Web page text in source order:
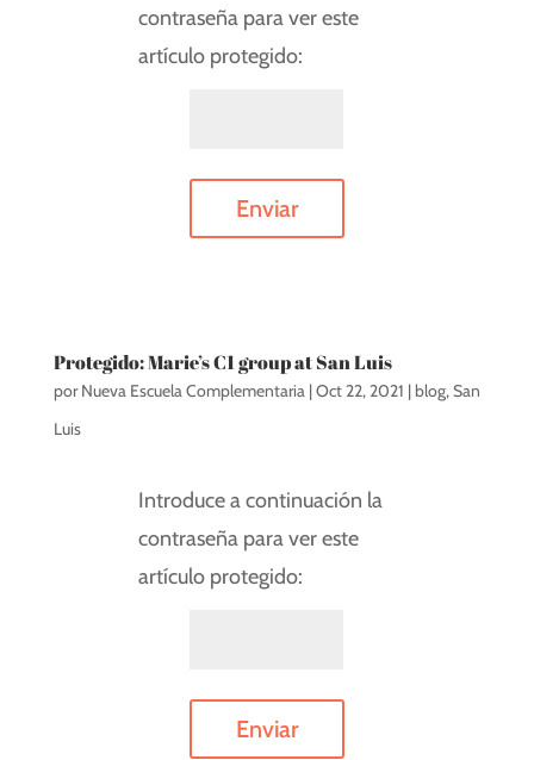
contraseña para ver este
artículo protegido:
Enviar
Protegido: Marie’s C1 group at San Luis
porNueva Escuela Complementaria|Oct 22, 2021 |blog,San
Luis
Introduce a continuación la
contraseña para ver este
artículo protegido:
Enviar